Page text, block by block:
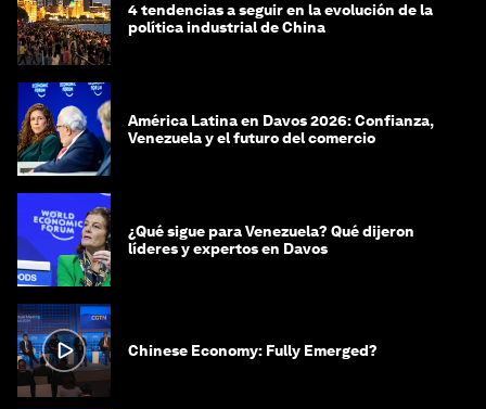
4 tendencias a seguir en la evolución de la
política industrial de China
América Latina en Davos 2026: Confianza,
Venezuela y el futuro del comercio
¿Qué sigue para Venezuela? Qué dijeron
líderes y expertos en Davos
Chinese Economy: Fully Emerged?